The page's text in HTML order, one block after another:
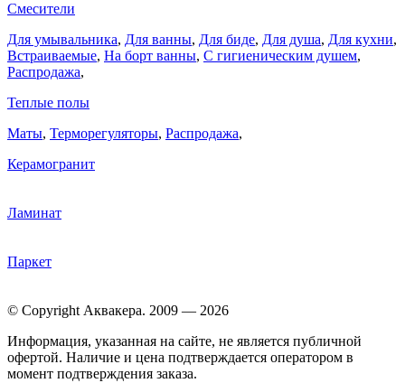
Смесители
Для умывальника, Для ванны, Для биде, Для душа, Для кухни,
Встраиваемые, На борт ванны, C гигиеническим душем,
Распродажа,
Теплые полы
Маты, Терморегуляторы, Распродажа,
Керамогранит
Ламинат
Паркет
© Copyright Аквакера. 2009 — 2026
Информация, указанная на сайте, не является публичной
офертой. Наличие и цена подтверждается оператором в
момент подтверждения заказа.